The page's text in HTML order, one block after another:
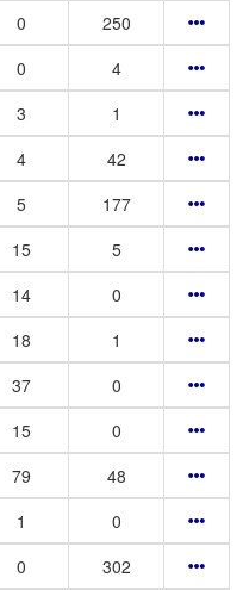
0
250
0
4
3
1
4
42
5
177
15
5
14
0
18
1
37
0
15
0
79
48
1
0
0
302